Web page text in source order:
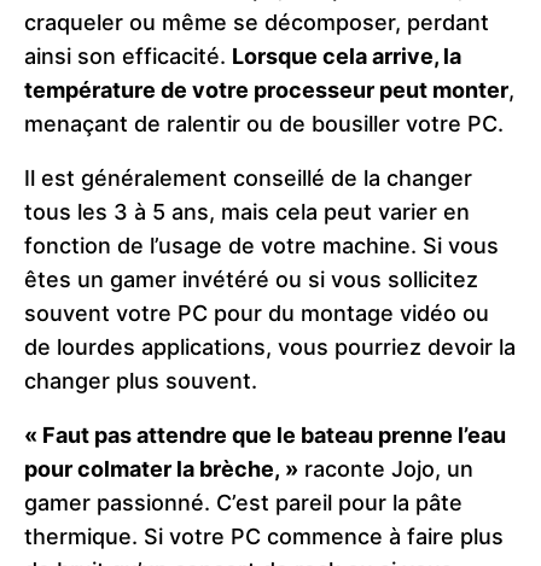
craqueler ou même se décomposer, perdant
ainsi son efficacité. Lorsque cela arrive, la
température de votre processeur peut monter,
menaçant de ralentir ou de bousiller votre PC.
Il est généralement conseillé de la changer
tous les 3 à 5 ans, mais cela peut varier en
fonction de l’usage de votre machine. Si vous
êtes un gamer invétéré ou si vous sollicitez
souvent votre PC pour du montage vidéo ou
de lourdes applications, vous pourriez devoir la
changer plus souvent.
« Faut pas attendre que le bateau prenne l’eau
pour colmater la brèche, » raconte Jojo, un
gamer passionné. C’est pareil pour la pâte
thermique. Si votre PC commence à faire plus